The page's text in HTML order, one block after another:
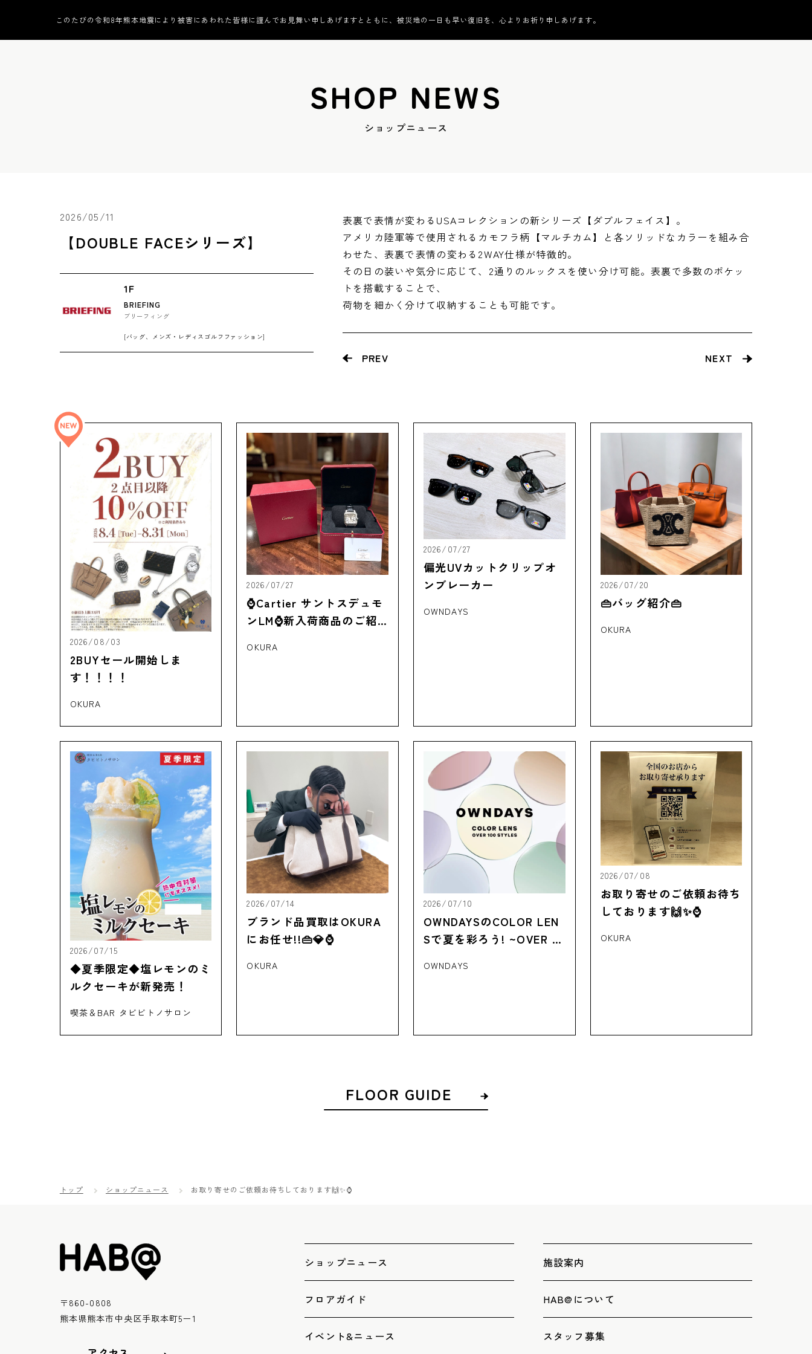
このたびの令和8年熊本地震により被害にあわれた皆様に謹んでお見舞い申しあげますとともに、被災地の一日も早い復旧を、心よりお祈り申しあげます。
SHOP NEWS
ショップニュース
2026/05/11
【DOUBLE FACEシリーズ】
1F
BRIEFING
ブリーフィング
[バッグ、メンズ・レディスゴルフファッション]
表裏で表情が変わるUSAコレクションの新シリーズ【ダブルフェイス】。
アメリカ陸軍等で使用されるカモフラ柄【マルチカム】と各ソリッドなカラーを組み合
わせた、表裏で表情の変わる2WAY仕様が特徴的。
その日の装いや気分に応じて、2通りのルックスを使い分け可能。表裏で多数のポケッ
トを搭載することで、
荷物を細かく分けて収納することも可能です。
PREV NEXT
2026/08/03
2BUYセール開始しま
す！！！！
OKURA
2026/07/27
⌚Cartier サントスデュモ
ンLM⌚新入荷商品のご紹
OKURA
2026/07/27
偏光UVカットクリップオ
ンブレーカー
OWNDAYS
2026/07/20
👜バッグ紹介👜
OKURA
2026/07/15
◆夏季限定◆塩レモンのミ
ルクセーキが新発売！
喫茶＆BAR タビビトノサロン
2026/07/14
ブランド品買取はOKURA
にお任せ!!👜💎⌚
OKURA
2026/07/10
OWNDAYSのCOLOR LEN
Sで夏を彩ろう! ~OVER 10
OWNDAYS
2026/07/08
お取り寄せのご依頼お待ち
しております🙌✨⌚
OKURA
FLOOR GUIDE
トップ ショップニュース お取り寄せのご依頼お待ちしております🙌✨⌚
〒860-0808
熊本県熊本市中央区手取本町5ー1
ショップニュース
フロアガイド
イベント&ニュース
施設案内
HAB@について
スタッフ募集